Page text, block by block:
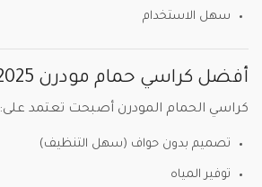
سهل الاستخدام
أفضل كراسي حمام مودرن 2025
كراسي الحمام المودرن أصبحت تعتمد على:
تصميم بدون حواف (سهل التنظيف)
توفير المياه